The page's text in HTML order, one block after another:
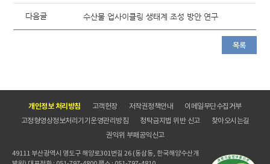
다음글 수산물 업사이클링 생태계 조성 방안 연구
목록
개인정보 처리방침 고객헌장 저작권정책안내
이메일무단수집거부
고정형영상정보처리기기운영관리방침
청탁금지법 위반 신고
찾아오시는길
권익위 부패공익신고
49111 부산광역시 영도구 해양로301번길 26 (동삼동, 한국해양수산개